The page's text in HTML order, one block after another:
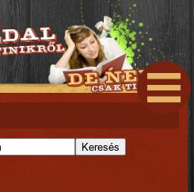
Keresés